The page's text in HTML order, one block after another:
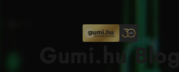
Gumi.hu Blog